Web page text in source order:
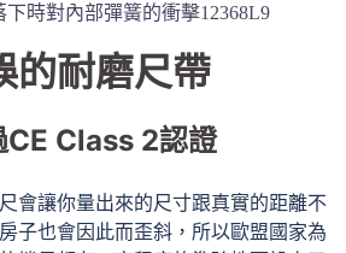
的耐磨尺帶
CE Class 2認證
會讓你量出來的尺寸跟真實的距離不
子也會因此而歪斜，所以歐盟國家為